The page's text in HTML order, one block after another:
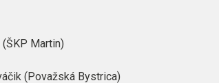
(ŠKP Martin)
(Považská Bystrica)